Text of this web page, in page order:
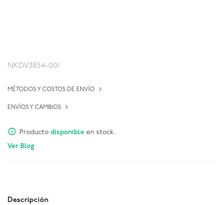
NKDV3854-001
MÉTODOS Y COSTOS DE ENVÍO
ENVÍOS Y CAMBIOS
Producto disponible en stock.
Ver Blog
Descripción